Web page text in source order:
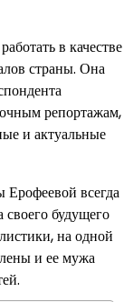
в качестве
страны. Она
репортажам,
и актуальные
Ерофеевой всегда
будущего
на одной
и ее мужа